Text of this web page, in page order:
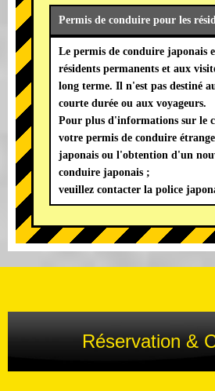
Permis de conduire pour les
Le permis de conduire japonais
résidents permanents et aux
long terme. Il n'est pas destiné
courte durée ou aux voyageurs.
Pour plus d'informations sur le
votre permis de conduire
japonais ou l'obtention d'un
conduire japonais ;
veuillez contacter la police
Réservation &